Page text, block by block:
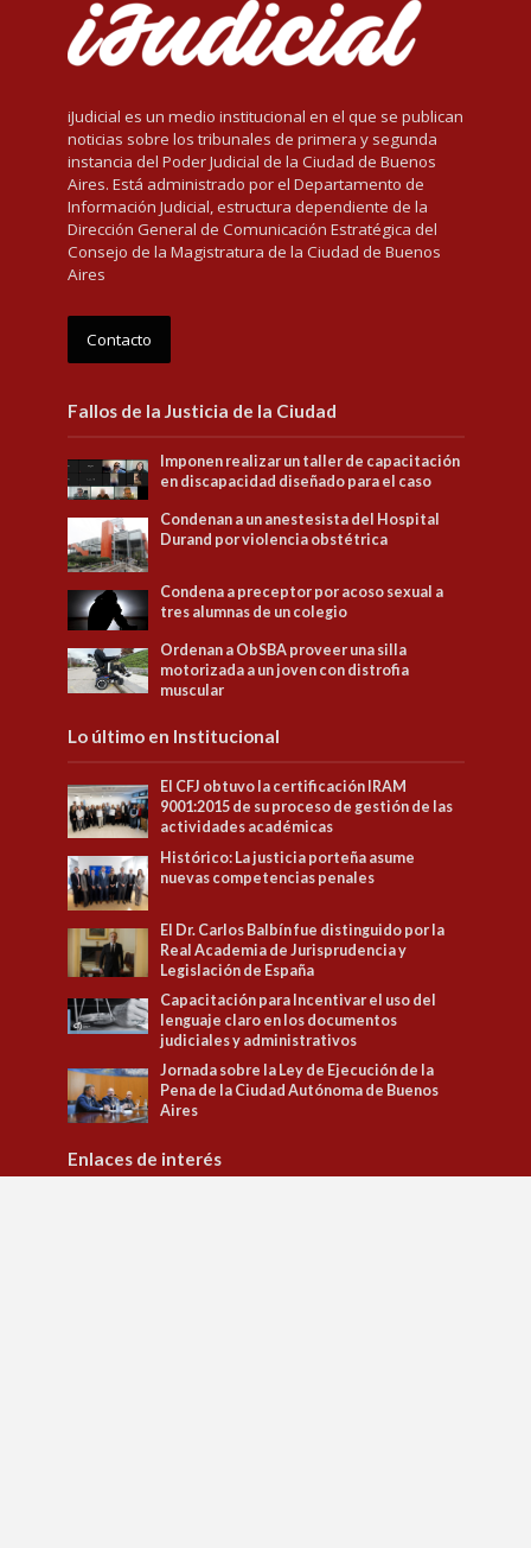
iJudicial es un medio institucional en el que se publican
noticias sobre los tribunales de primera y segunda
instancia del Poder Judicial de la Ciudad de Buenos
Aires. Está administrado por el Departamento de
Información Judicial, estructura dependiente de la
Dirección General de Comunicación Estratégica del
Consejo de la Magistratura de la Ciudad de Buenos
Aires
Contacto
Fallos de la Justicia de la Ciudad
Imponen realizar un taller de capacitación
en discapacidad diseñado para el caso
Condenan a un anestesista del Hospital
Durand por violencia obstétrica
Condena a preceptor por acoso sexual a
tres alumnas de un colegio
Ordenan a ObSBA proveer una silla
motorizada a un joven con distrofia
muscular
Lo último en Institucional
El CFJ obtuvo la certificación IRAM
9001:2015 de su proceso de gestión de las
actividades académicas
Histórico: La justicia porteña asume
nuevas competencias penales
El Dr. Carlos Balbín fue distinguido por la
Real Academia de Jurisprudencia y
Legislación de España
Capacitación para Incentivar el uso del
lenguaje claro en los documentos
judiciales y administrativos
Jornada sobre la Ley de Ejecución de la
Pena de la Ciudad Autónoma de Buenos
Aires
Enlaces de interés